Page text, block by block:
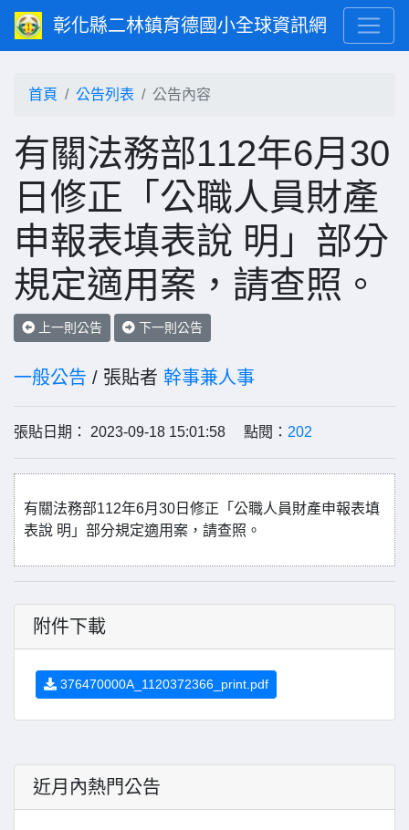
彰化縣二林鎮育德國小全球資訊網
首頁 公告列表 公告內容
有關法務部112年6月30
日修正「公職人員財產
申報表填表說 明」部分
規定適用案，請查照。
上一則公告 下一則公告
一般公告 / 張貼者 幹事兼人事
張貼日期： 2023-09-18 15:01:58 點閱： 202
有關法務部112年6月30日修正「公職人員財產申報表填
表說 明」部分規定適用案，請查照。
附件下載
376470000A_1120372366_print.pdf
近月內熱門公告